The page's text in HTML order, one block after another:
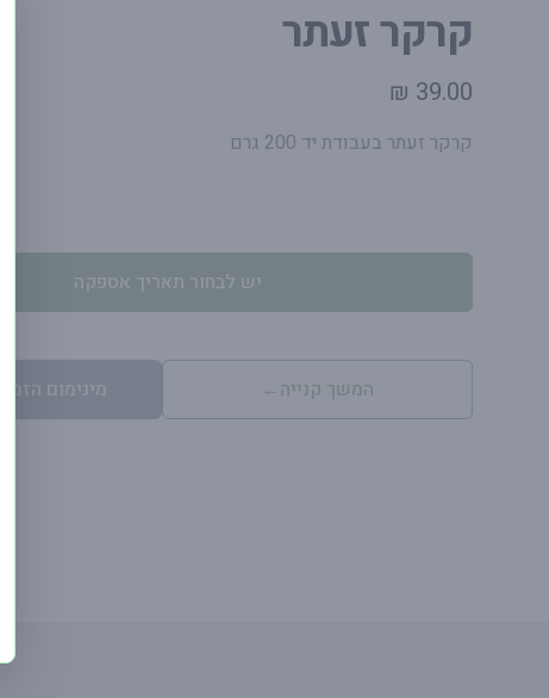
קרקר זעתר
פרטי המוצר
39.00 ₪
קרקר זעתר בעבודת יד 200 גרם
יש לבחור תאריך אספקה
המשך קנייה ← מינימום הזמנה 75.00 ₪